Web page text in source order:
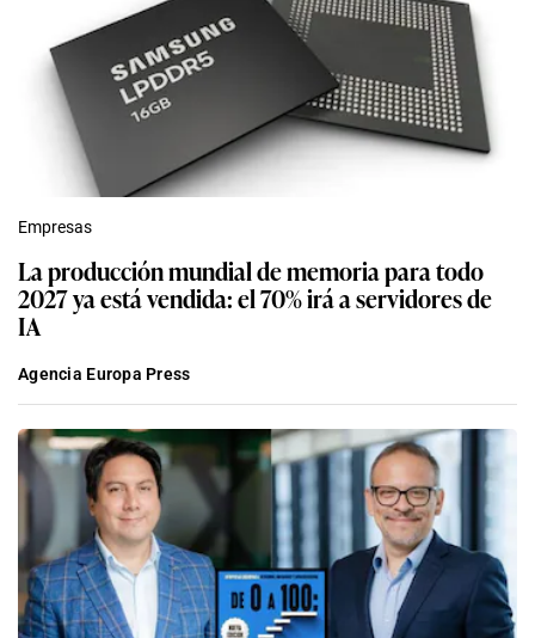
Empresas
La producción mundial de memoria para todo
2027 ya está vendida: el 70% irá a servidores de
IA
Agencia Europa Press